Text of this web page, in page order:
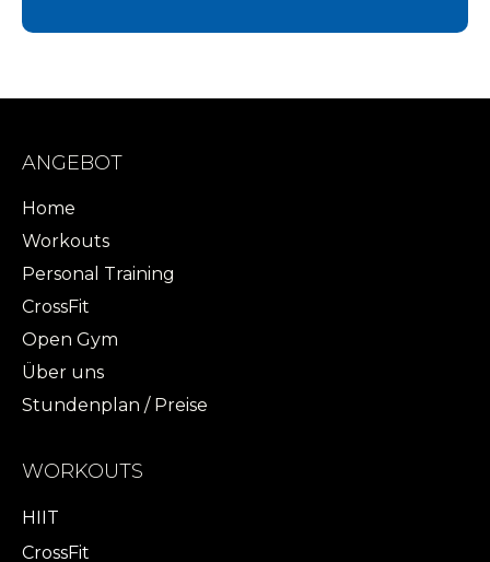
ANGEBOT
Home
Workouts
Personal Training
CrossFit
Open Gym
Über uns
Stundenplan / Preise
WORKOUTS
HIIT
CrossFit